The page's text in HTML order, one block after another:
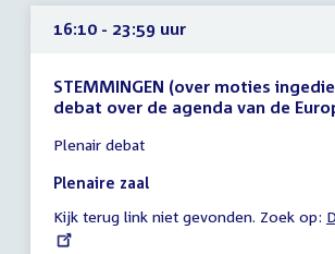
16:10 - 23:59 uur
STEMMINGEN (over moties
debat over de agenda van de
vergadering
16:10
23:59
uur
Plenair debat
Plenaire zaal
Kijk terug link niet gevonden. Zoek op: